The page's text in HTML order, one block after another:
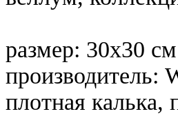
размер: 30х30 см
производитель:
плотная калька,